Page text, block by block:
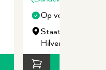
Op voorraad
Staat opgesteld in
Hilversum